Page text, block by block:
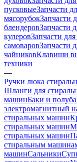
пусковыеЗапчасти
мясорубокЗапчасти
блендеровЗапчасти
кулеровЗапчасти
самоваровЗапчасти
чайниковКлавиши
техники
—
Ручки люка
Шланги для
машинБаки и
электромагнитный
стиральных машин
стиральных машин
стиральных машин
стиральным
машинСальники